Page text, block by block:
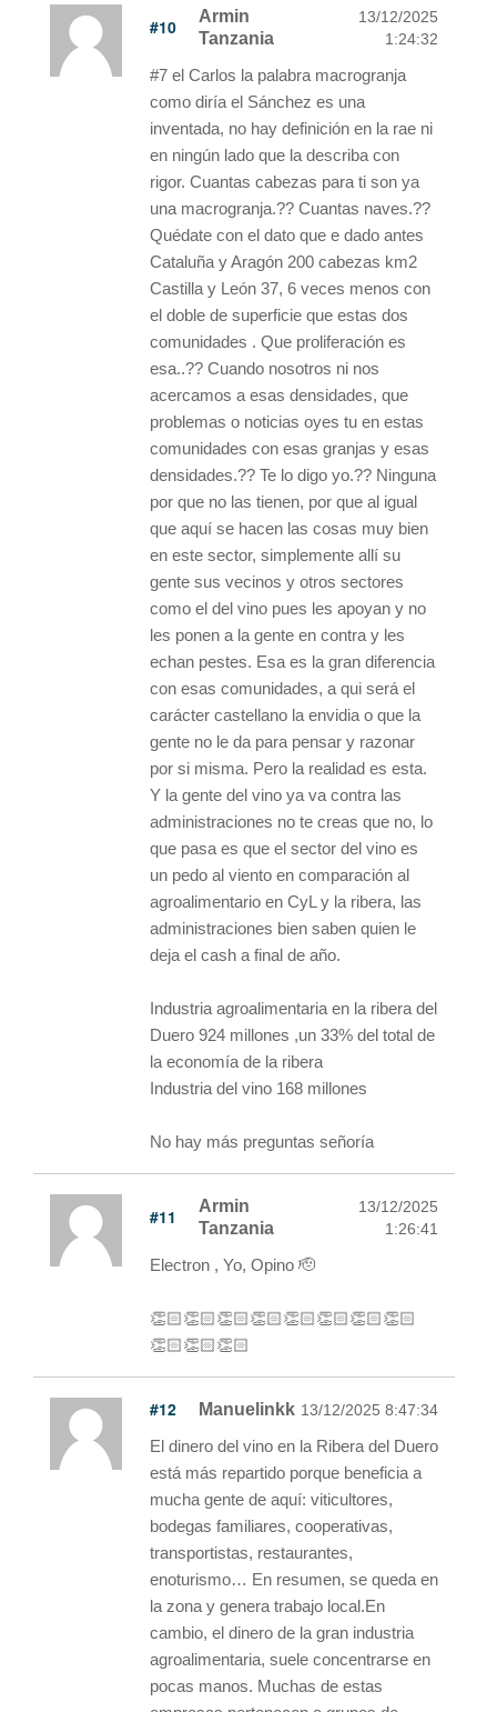
#10
Armin
Tanzania
13/12/2025
1:24:32
#7 el Carlos la palabra macrogranja
como diría el Sánchez es una
inventada, no hay definición en la rae ni
en ningún lado que la describa con
rigor. Cuantas cabezas para ti son ya
una macrogranja.?? Cuantas naves.??
Quédate con el dato que e dado antes
Cataluña y Aragón 200 cabezas km2
Castilla y León 37, 6 veces menos con
el doble de superficie que estas dos
comunidades . Que proliferación es
esa..?? Cuando nosotros ni nos
acercamos a esas densidades, que
problemas o noticias oyes tu en estas
comunidades con esas granjas y esas
densidades.?? Te lo digo yo.?? Ninguna
por que no las tienen, por que al igual
que aquí se hacen las cosas muy bien
en este sector, simplemente allí su
gente sus vecinos y otros sectores
como el del vino pues les apoyan y no
les ponen a la gente en contra y les
echan pestes. Esa es la gran diferencia
con esas comunidades, a qui será el
carácter castellano la envidia o que la
gente no le da para pensar y razonar
por si misma. Pero la realidad es esta.
Y la gente del vino ya va contra las
administraciones no te creas que no, lo
que pasa es que el sector del vino es
un pedo al viento en comparación al
agroalimentario en CyL y la ribera, las
administraciones bien saben quien le
deja el cash a final de año.
Industria agroalimentaria en la ribera del
Duero 924 millones ,un 33% del total de
la economía de la ribera
Industria del vino 168 millones
No hay más preguntas señoría
#11
Armin
Tanzania
13/12/2025
1:26:41
Electron , Yo, Opino 🫡
👏🏻👏🏻👏🏻👏🏻👏🏻👏🏻👏🏻👏🏻
👏🏻👏🏻👏🏻
#12 Manuelinkk 13/12/2025 8:47:34
El dinero del vino en la Ribera del Duero
está más repartido porque beneficia a
mucha gente de aquí: viticultores,
bodegas familiares, cooperativas,
transportistas, restaurantes,
enoturismo… En resumen, se queda en
la zona y genera trabajo local.En
cambio, el dinero de la gran industria
agroalimentaria, suele concentrarse en
pocas manos. Muchas de estas